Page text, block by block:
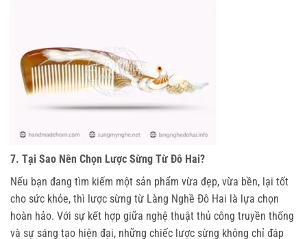
7. Tại Sao Nên Chọn Lược Sừng Từ Đô Hai?
Nếu bạn đang tìm kiếm một sản phẩm vừa đẹp, vừa bền, lại tốt
cho sức khỏe, thì lược sừng từ Làng Nghề Đô Hai là lựa chọn
hoàn hảo. Với sự kết hợp giữa nghệ thuật thủ công truyền thống
và sự sáng tạo hiện đại, những chiếc lược sừng không chỉ đáp